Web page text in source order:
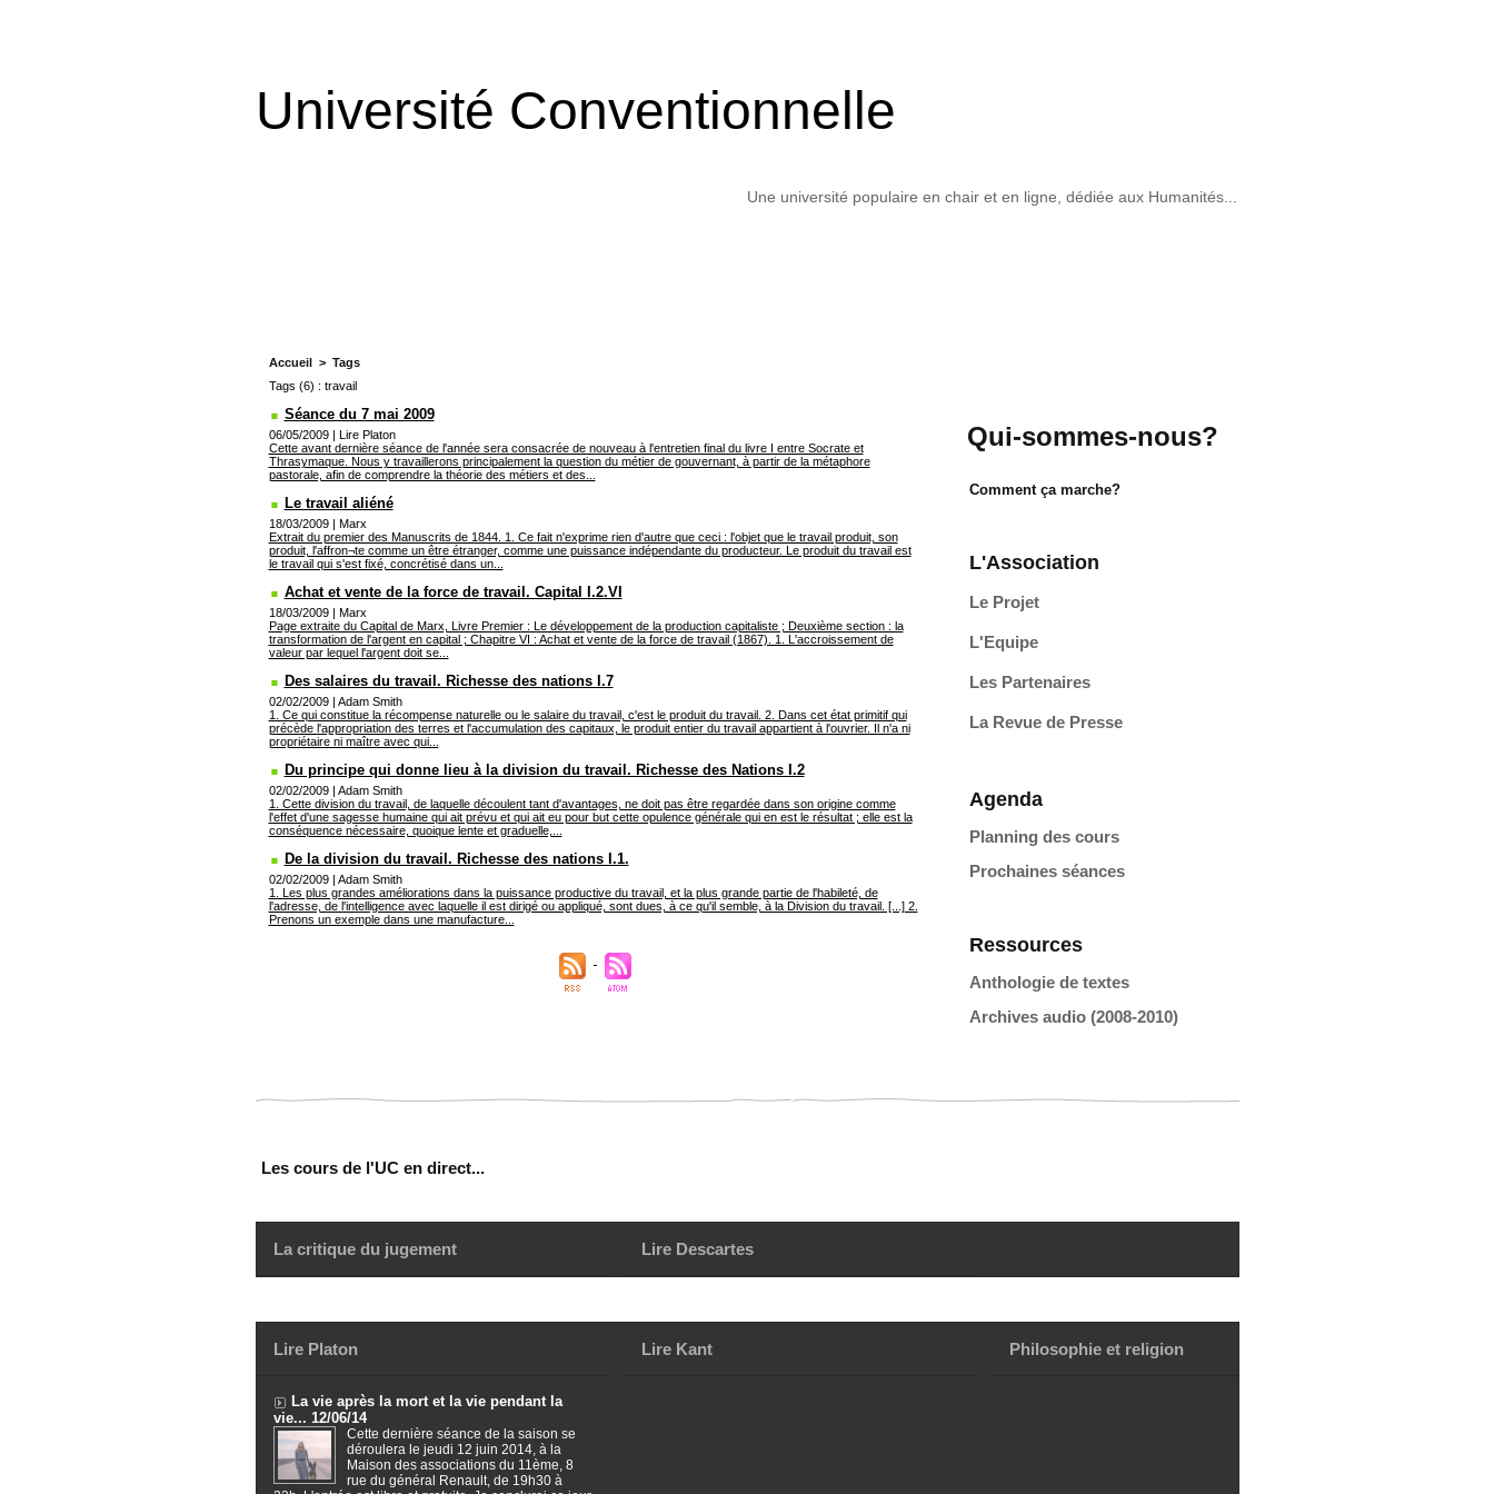
Université Conventionnelle
Une université populaire en chair et en ligne, dédiée aux Humanités...
Accueil > Tags
Tags (6) : travail
Séance du 7 mai 2009
06/05/2009| Lire Platon
Cette avant dernière séance de l'année sera consacrée de nouveau à l'entretien final du livre I entre Socrate et
Thrasymaque. Nous y travaillerons principalement la question du métier de gouvernant, à partir de la métaphore
pastorale, afin de comprendre la théorie des métiers et des...
Le travail aliéné
18/03/2009| Marx
Extrait du premier des Manuscrits de 1844. 1. Ce fait n'exprime rien d'autre que ceci : l'objet que le travail produit, son
produit, l'affron¬te comme un être étranger, comme une puissance indépendante du producteur. Le produit du travail est
le travail qui s'est fixé, concrétisé dans un...
Achat et vente de la force de travail. Capital I.2.VI
18/03/2009| Marx
Page extraite du Capital de Marx, Livre Premier : Le développement de la production capitaliste ; Deuxième section : la
transformation de l'argent en capital ; Chapitre VI : Achat et vente de la force de travail (1867). 1. L'accroissement de
valeur par lequel l'argent doit se...
Des salaires du travail. Richesse des nations I.7
02/02/2009| Adam Smith
1. Ce qui constitue la récompense naturelle ou le salaire du travail, c'est le produit du travail. 2. Dans cet état primitif qui
précède l'appropriation des terres et l'accumulation des capitaux, le produit entier du travail appartient à l'ouvrier. Il n'a ni
propriétaire ni maître avec qui...
Du principe qui donne lieu à la division du travail. Richesse des Nations I.2
02/02/2009| Adam Smith
1. Cette division du travail, de laquelle découlent tant d'avantages, ne doit pas être regardée dans son origine comme
l'effet d'une sagesse humaine qui ait prévu et qui ait eu pour but cette opulence générale qui en est le résultat ; elle est la
conséquence nécessaire, quoique lente et graduelle,...
De la division du travail. Richesse des nations I.1.
02/02/2009| Adam Smith
1. Les plus grandes améliorations dans la puissance productive du travail, et la plus grande partie de l'habileté, de
l'adresse, de l'intelligence avec laquelle il est dirigé ou appliqué, sont dues, à ce qu'il semble, à la Division du travail. [...] 2.
Prenons un exemple dans une manufacture...
Qui-sommes-nous?
Comment ça marche?
L'Association
Le Projet
L'Equipe
Les Partenaires
La Revue de Presse
Agenda
Planning des cours
Prochaines séances
Ressources
Anthologie de textes
Archives audio (2008-2010)
Les cours de l'UC en direct...
La critique du jugement Lire Descartes
Lire Platon
La vie après la mort et la vie pendant la
vie... 12/06/14
Cette dernière séance de la saison se
déroulera le jeudi 12 juin 2014, à la
Maison des associations du 11ème, 8
rue du général Renault, de 19h30 à
Lire Kant Philosophie et religion